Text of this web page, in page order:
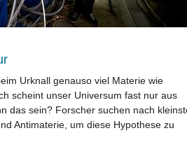
Urknall genauso viel Materie wie
scheint unser Universum fast nur aus
das sein? Forscher suchen nach
Antimaterie, um diese Hypothese zu